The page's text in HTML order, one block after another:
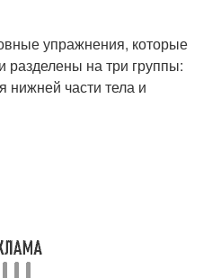
упражнения, которые
на три группы:
нижней части тела и